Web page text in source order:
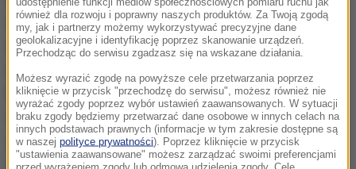
zatrzymania krążenia. Na miejsce szybko dotarł
ratownik dyżurny GOPR z Markowych Szczawin i
wezwano śmigłowiec Lotniczego Pogotowia
Ratunkowego.Dostaliśmy zgłoszenie od turystów,
którzy byli świadkami zasłabnięcia mężczyzny i
zadysponowaliśmy na miejsce śmigłowiec
Lotniczego Pogotowia Ratunkowego oraz naszego
również dla rozwoju i poprawny naszych produktów. Za Twoją zgodą
my, jak i partnerzy możemy wykorzystywać precyzyjne dane
geolokalizacyjne i identyfikację poprzez skanowanie urządzeń.
Przechodząc do serwisu zgadzasz się na wskazane działania.
Możesz wyrazić zgodę na powyższe cele przetwarzania poprzez
kliknięcie w przycisk "przechodzę do serwisu", możesz również nie
wyrażać zgody poprzez wybór ustawień zaawansowanych. W sytuacji
braku zgody będziemy przetwarzać dane osobowe w innych celach na
innych podstawach prawnych (informacje w tym zakresie dostępne są
w naszej polityce prywatności). Poprzez kliknięcie w przycisk
"ustawienia zaawansowane" możesz zarządzać swoimi preferencjami